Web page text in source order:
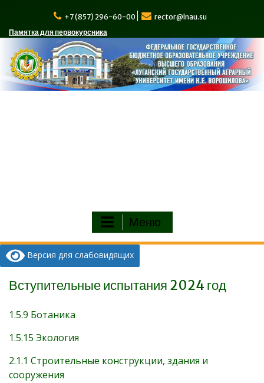
содержимому
+7 (857) 296-60-00
rector@lnau.su
Памятка для первокурсника
Меню
Версия для слабовидящих
Вступительные испытания 2024 год
1.5.9 Ботаника
1.5.15 Экология
2.1.1 Строительные конструкции, здания и
сооружения